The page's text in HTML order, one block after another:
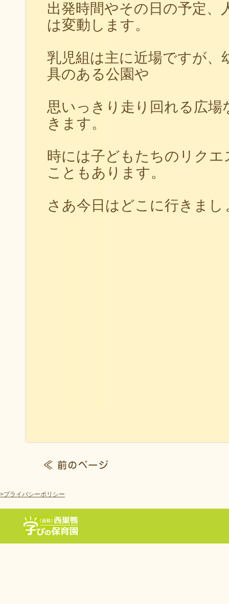
出発時間やその日の予定、
は変動します。
乳児組は主に近場ですが、
具のある公園や
思いっきり走り回れる広場
きます。
時には子どもたちのリク
こともあります。
さあ今日はどこに行きま
>プライバシーポリシー